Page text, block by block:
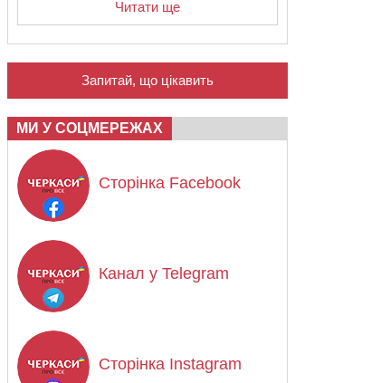
Читати ще
Запитай, що цікавить
МИ У СОЦМЕРЕЖАХ
Сторінка Facebook
Канал у Telegram
Сторінка Instagram